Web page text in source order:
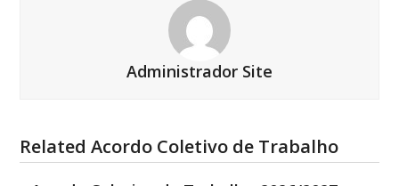
Administrador Site
Related Acordo Coletivo de Trabalho